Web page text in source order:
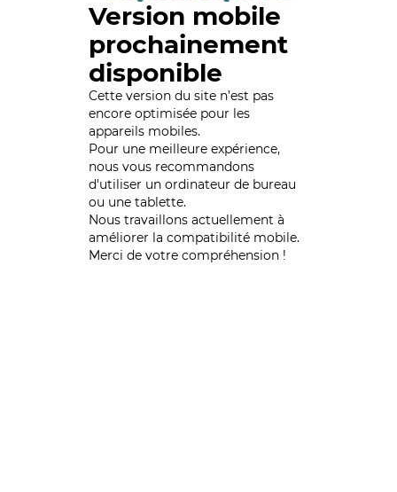
Version mobile
prochainement
disponible
Cette version du site n’est pas
encore optimisée pour les
appareils mobiles.
Pour une meilleure expérience,
nous vous recommandons
d'utiliser un ordinateur de bureau
ou une tablette.
Nous travaillons actuellement à
améliorer la compatibilité mobile.
Merci de votre compréhension !